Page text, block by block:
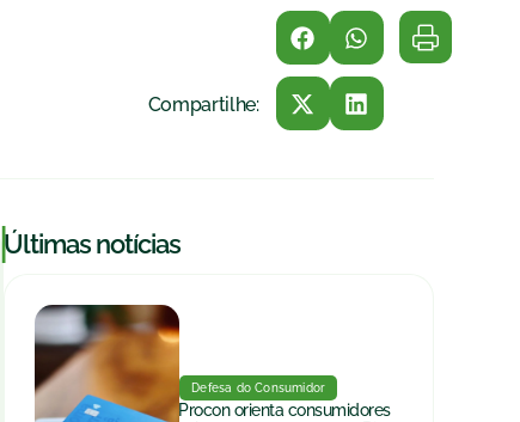
Compartilhe:
|Últimas notícias
Defesa do Consumidor
Procon orienta consumidores